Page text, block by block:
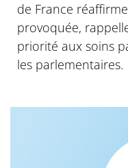
de France
provoquée,
priorité aux soins
les parlementaires.